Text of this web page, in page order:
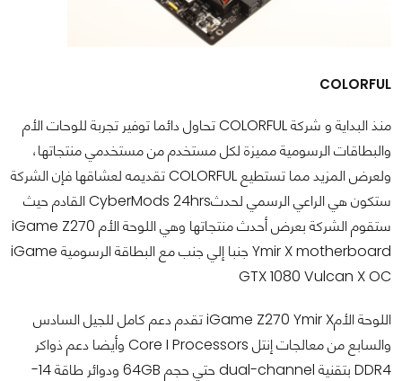
COLORFUL
منذ البداية و شركة COLORFUL تحاول دائما توفير تجربة للوحات الأم
والبطاقات الرسومية مميزة لكل مستخدم من مستخدمي منتجاتها،
ولعرض المزيد مما تستطيع COLORFUL تقديمه لعشاقها فإن الشركة
ستكون هي الراعي الرسمي لحدثCyberMods 24hrs القادم حيث
ستقوم الشركة بعرض أحدث منتجاتها وهي اللوحة الأم iGame Z270
Ymir X motherboard جنبا إلي جنب مع البطاقة الرسومية iGame
GTX 1080 Vulcan X OC
اللوحة الأمiGame Z270 Ymir X تقدم دعم كامل للجيل السادس
والسابع من معالجات إنتل Core I Processors وأيضا دعم ذواكر
DDR4 بتقنية dual-channel حتي حجم 64GB ودوائر طاقة 14-